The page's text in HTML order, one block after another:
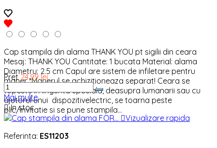
Cap stampila din alama THANK YOU pt sigilii din ceara
Mesaj: THANK YOU Cantitate: 1 bucata Material: alama
Diametru: 2.5 cm Capul are sistem de infiletare pentru
maner *Manerul se achizitioneaza separat! Ceara se
topeste in lingurita speciala, deasupra lumanarii sau cu
ajutorul unui dispozitivelectric, se toarna peste
plic/invitatie si se pune stampila...
Pret 24,99 lei
Mai multe
In stoc
Vizualizare rapida
Referinta: ES11203